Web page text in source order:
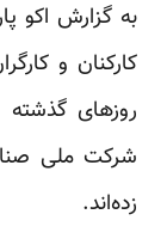
به گزارش اکو
‌کارکنان و
روزهای گذشته
شرکت ملی
زده‌اند.